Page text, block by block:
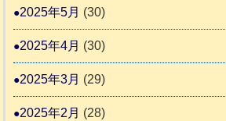
2025年5月 (30)
2025年4月 (30)
2025年3月 (29)
2025年2月 (28)